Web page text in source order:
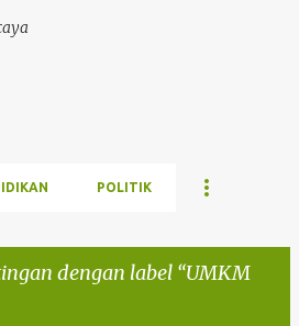
POLITIK
dengan label UMKM